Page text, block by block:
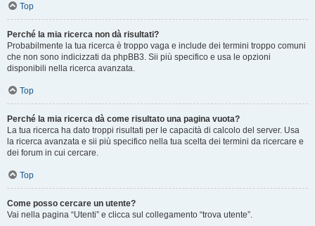
Top
Perché la mia ricerca non dà risultati?
Probabilmente la tua ricerca è troppo vaga e include dei termini troppo comuni
che non sono indicizzati da phpBB3. Sii più specifico e usa le opzioni
disponibili nella ricerca avanzata.
Top
Perché la mia ricerca dà come risultato una pagina vuota?
La tua ricerca ha dato troppi risultati per le capacità di calcolo del server. Usa
la ricerca avanzata e sii più specifico nella tua scelta dei termini da ricercare e
dei forum in cui cercare.
Top
Come posso cercare un utente?
Vai nella pagina “Utenti” e clicca sul collegamento “trova utente”.